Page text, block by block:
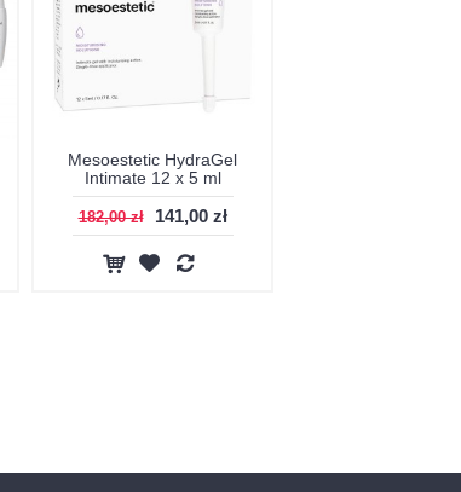
Mesoestetic HydraGel
Intimate 12 x 5 ml
182,00 zł 141,00 zł